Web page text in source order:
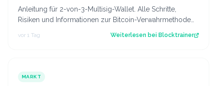
Anleitung für 2-von-3-Multisig-Wallet. Alle Schritte,
Risiken und Informationen zur Bitcoin-Verwahrmethode
vor 1 Tag Weiterlesen bei Blocktrainer
MARKT